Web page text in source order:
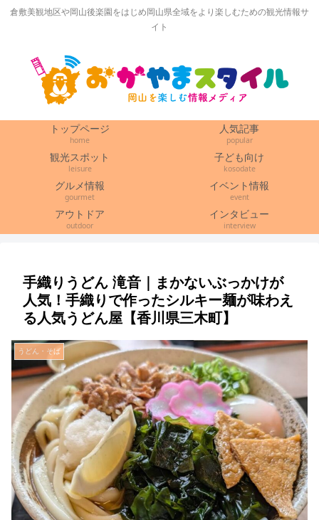
倉敷美観地区や岡山後楽園をはじめ岡山県全域をより楽しむための観光情報サ
イト
トップページ
home
人気記事
popular
観光スポット
leisure
子ども向け
kosodate
グルメ情報
gourmet
イベント情報
event
アウトドア
outdoor
インタビュー
interview
手織りうどん 滝音｜まかないぶっかけが
人気！手織りで作ったシルキー麺が味わえ
る人気うどん屋【香川県三木町】
うどん・そば